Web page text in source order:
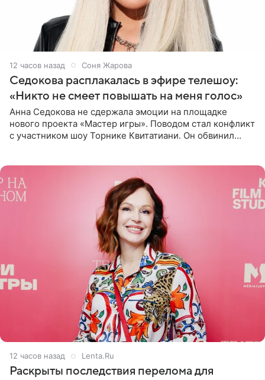
12 часов назад Соня Жарова
Седокова расплакалась в эфире телешоу:
«Никто не смеет повышать на меня голос»
Анна Седокова не сдержала эмоции на площадке
нового проекта «Мастер игры». Поводом стал конфликт
с участником шоу Торнике Квитатиани. Он обвинил
12 часов назад Lenta.Ru
Раскрыты последствия перелома для